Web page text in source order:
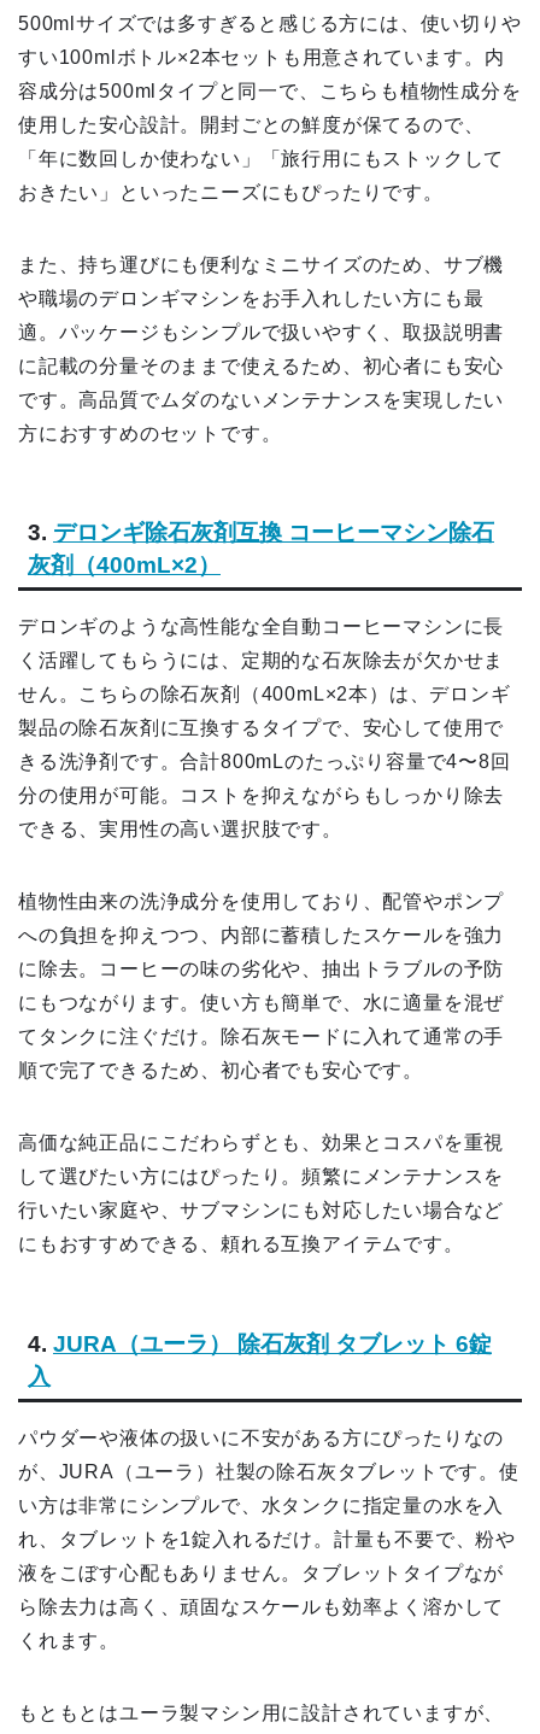
500mlサイズでは多すぎると感じる方には、使い切りや
すい100mlボトル×2本セットも用意されています。内
容成分は500mlタイプと同一で、こちらも植物性成分を
使用した安心設計。開封ごとの鮮度が保てるので、
「年に数回しか使わない」「旅行用にもストックして
おきたい」といったニーズにもぴったりです。
また、持ち運びにも便利なミニサイズのため、サブ機
や職場のデロンギマシンをお手入れしたい方にも最
適。パッケージもシンプルで扱いやすく、取扱説明書
に記載の分量そのままで使えるため、初心者にも安心
です。高品質でムダのないメンテナンスを実現したい
方におすすめのセットです。
3. デロンギ除石灰剤互換 コーヒーマシン除石
灰剤（400mL×2）
デロンギのような高性能な全自動コーヒーマシンに長
く活躍してもらうには、定期的な石灰除去が欠かせま
せん。こちらの除石灰剤（400mL×2本）は、デロンギ
製品の除石灰剤に互換するタイプで、安心して使用で
きる洗浄剤です。合計800mLのたっぷり容量で4〜8回
分の使用が可能。コストを抑えながらもしっかり除去
できる、実用性の高い選択肢です。
植物性由来の洗浄成分を使用しており、配管やポンプ
への負担を抑えつつ、内部に蓄積したスケールを強力
に除去。コーヒーの味の劣化や、抽出トラブルの予防
にもつながります。使い方も簡単で、水に適量を混ぜ
てタンクに注ぐだけ。除石灰モードに入れて通常の手
順で完了できるため、初心者でも安心です。
高価な純正品にこだわらずとも、効果とコスパを重視
して選びたい方にはぴったり。頻繁にメンテナンスを
行いたい家庭や、サブマシンにも対応したい場合など
にもおすすめできる、頼れる互換アイテムです。
4. JURA（ユーラ） 除石灰剤 タブレット 6錠
入
パウダーや液体の扱いに不安がある方にぴったりなの
が、JURA（ユーラ）社製の除石灰タブレットです。使
い方は非常にシンプルで、水タンクに指定量の水を入
れ、タブレットを1錠入れるだけ。計量も不要で、粉や
液をこぼす心配もありません。タブレットタイプなが
ら除去力は高く、頑固なスケールも効率よく溶かして
くれます。
もともとはユーラ製マシン用に設計されていますが、